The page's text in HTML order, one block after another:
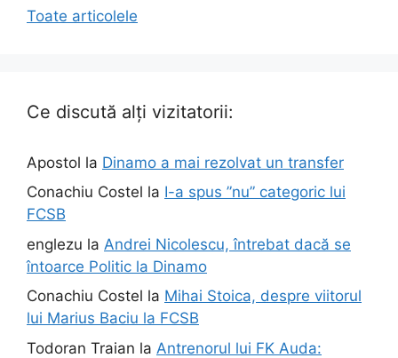
Toate articolele
Ce discută alți vizitatorii:
Apostol la Dinamo a mai rezolvat un transfer
Conachiu Costel la I-a spus ”nu” categoric lui
FCSB
englezu la Andrei Nicolescu, întrebat dacă se
întoarce Politic la Dinamo
Conachiu Costel la Mihai Stoica, despre viitorul
lui Marius Baciu la FCSB
Todoran Traian la Antrenorul lui FK Auda: